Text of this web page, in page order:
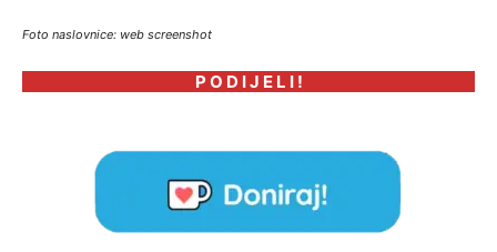
Foto naslovnice: web screenshot
P O D I J E L I !